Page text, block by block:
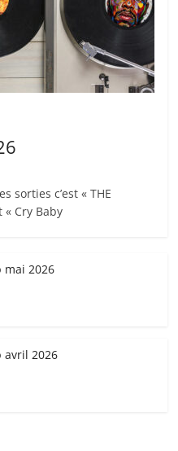
sorties c’est « THE
« Cry Baby
mai 2026
avril 2026